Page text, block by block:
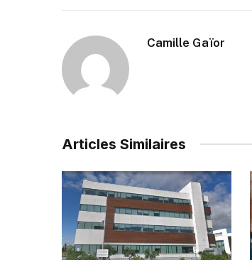
Camille Gaïor
Articles Similaires